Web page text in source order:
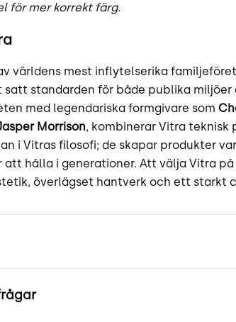
för mer korrekt färg.
världens mest inflytelserika
satt standarden för både publika miljöer
med legendariska formgivare som
Morrison, kombinerar Vitra teknisk
i Vitras filosofi; de skapar produkter
hålla i generationer. Att välja Vitra på
överlägset hantverk och ett starkt